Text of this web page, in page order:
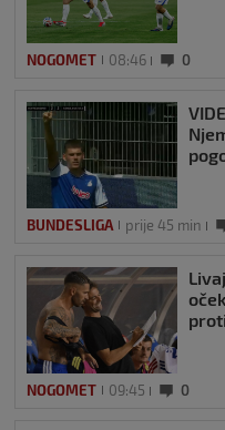
NOGOMET 08:46 0
BUNDESLIGA prije 45 min
NOGOMET 09:45 0